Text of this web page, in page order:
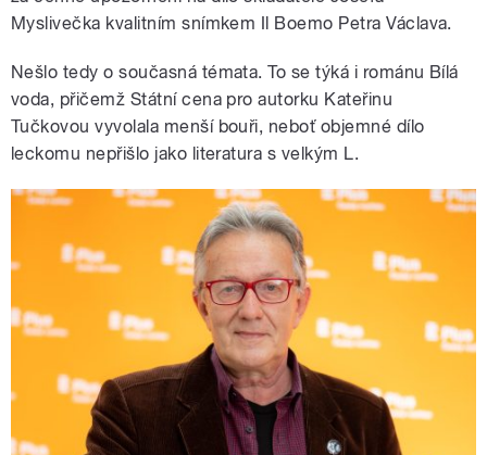
Myslivečka kvalitním snímkem Il Boemo Petra Václava.
Nešlo tedy o současná témata. To se týká i románu Bílá
voda, přičemž Státní cena pro autorku Kateřinu
Tučkovou vyvolala menší bouři, neboť objemné dílo
leckomu nepřišlo jako literatura s velkým L.